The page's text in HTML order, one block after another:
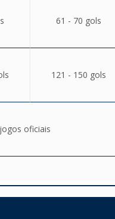
61 - 70 gols
121 - 150 gols
oficiais